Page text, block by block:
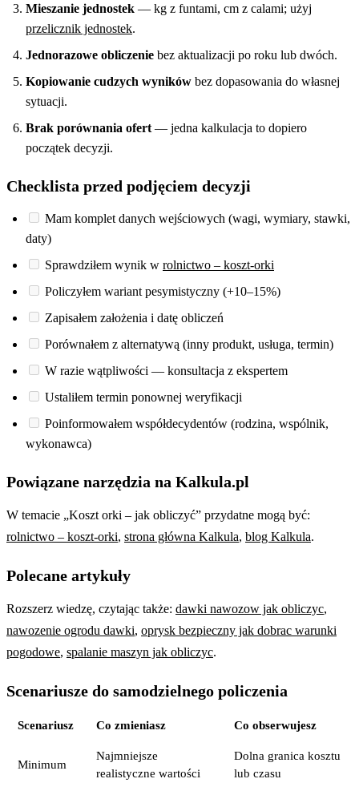
Mieszanie jednostek — kg z funtami, cm z calami; użyj
przelicznik jednostek.
Jednorazowe obliczenie bez aktualizacji po roku lub dwóch.
Kopiowanie cudzych wyników bez dopasowania do własnej
sytuacji.
Brak porównania ofert — jedna kalkulacja to dopiero
początek decyzji.
Checklista przed podjęciem decyzji
Mam komplet danych wejściowych (wagi, wymiary, stawki,
daty)
Sprawdziłem wynik w rolnictwo – koszt-orki
Policzyłem wariant pesymistyczny (+10–15%)
Zapisałem założenia i datę obliczeń
Porównałem z alternatywą (inny produkt, usługa, termin)
W razie wątpliwości — konsultacja z ekspertem
Ustaliłem termin ponownej weryfikacji
Poinformowałem współdecydentów (rodzina, wspólnik,
wykonawca)
Powiązane narzędzia na Kalkula.pl
W temacie „Koszt orki – jak obliczyć” przydatne mogą być:
rolnictwo – koszt-orki, strona główna Kalkula, blog Kalkula.
Polecane artykuły
Rozszerz wiedzę, czytając także: dawki nawozow jak obliczyc,
nawozenie ogrodu dawki, oprysk bezpieczny jak dobrac warunki
pogodowe, spalanie maszyn jak obliczyc.
Scenariusze do samodzielnego policzenia
Scenariusz Co zmieniasz Co obserwujesz
Minimum
Najmniejsze
realistyczne wartości
Dolna granica kosztu
lub czasu